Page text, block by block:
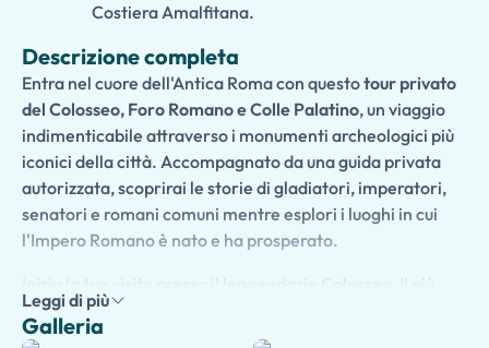
Costiera Amalfitana.
Descrizione completa
Entra nel cuore dell'Antica Roma con questotour privato
del Colosseo, Foro Romano e Colle Palatino, un viaggio
indimenticabile attraverso i monumenti archeologici più
iconici della città. Accompagnato da una guida privata
autorizzata, scoprirai le storie di gladiatori, imperatori,
senatori e romani comuni mentre esplori i luoghi in cui
l'Impero Romano è nato e ha prosperato.
grande anfiteatro antico del mondo, dove entusiasmanti
combattimenti gladiatori, cacce di animali selvaggi e
Leggi di più
Galleria